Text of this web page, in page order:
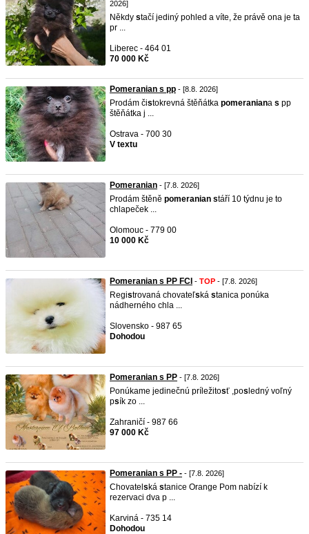
2026]
Někdy stačí jediný pohled a víte, že právě ona je ta
pr ...
Liberec - 464 01
70 000 Kč
Pomeranian s pp - [8.8. 2026]
Prodám čistokrevná štěňátka pomeraniana s pp
štěňátka j ...
Ostrava - 700 30
V textu
Pomeranian - [7.8. 2026]
Prodám štěně pomeranian stáří 10 týdnu je to
chlapeček ...
Olomouc - 779 00
10 000 Kč
Pomeranian s PP FCI - TOP - [7.8. 2026]
Registrovaná chovateľská stanica ponúka
nádherného chla ...
Slovensko - 987 65
Dohodou
Pomeranian s PP - [7.8. 2026]
Ponúkame jedinečnú príležitosť ,pos ledný voľný
psík zo ...
Zahraničí - 987 66
97 000 Kč
Pomeranian s PP - - [7.8. 2026]
Chovatel ská stanice Orange Pom nabízí k
rezervaci dva p ...
Karviná - 735 14
Dohodou